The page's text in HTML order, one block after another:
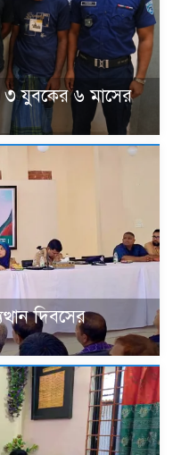
৩ যুবকের ৬ মাসের
দিবসের